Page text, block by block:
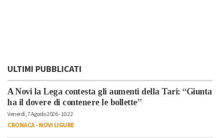
ULTIMI PUBBLICATI
A Novi la Lega contesta gli aumenti della Tari: “Giunta
ha il dovere di contenere le bollette”
Venerdì, 7 Agosto 2026 - 10:22
CRONACA-NOVI LIGURE